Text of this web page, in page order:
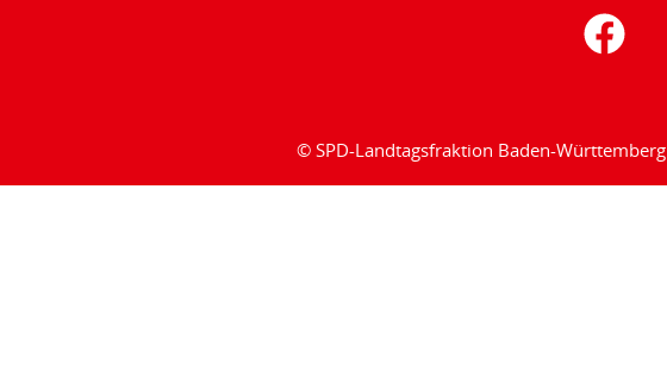
© SPD-Landtagsfraktion Baden-Württemberg